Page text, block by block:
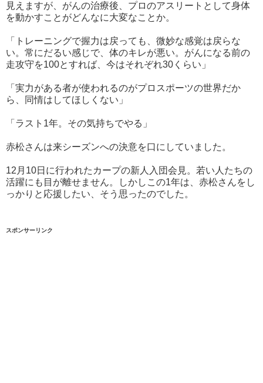
見えますが、がんの治療後、プロのアスリートとして身体
を動かすことがどんなに大変なことか。
「トレーニングで握力は戻っても、微妙な感覚は戻らな
い。常にだるい感じで、体のキレが悪い。がんになる前の
走攻守を100とすれば、今はそれぞれ30くらい」
「実力がある者が使われるのがプロスポーツの世界だか
ら、同情はしてほしくない」
「ラスト1年。その気持ちでやる」
赤松さんは来シーズンへの決意を口にしていました。
12月10日に行われたカープの新人入団会見。若い人たちの
活躍にも目が離せません。しかしこの1年は、赤松さんをし
っかりと応援したい、そう思ったのでした。
スポンサーリンク